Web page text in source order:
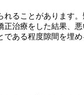
ることがあります
治療をした結果、
ある程度隙間を埋め